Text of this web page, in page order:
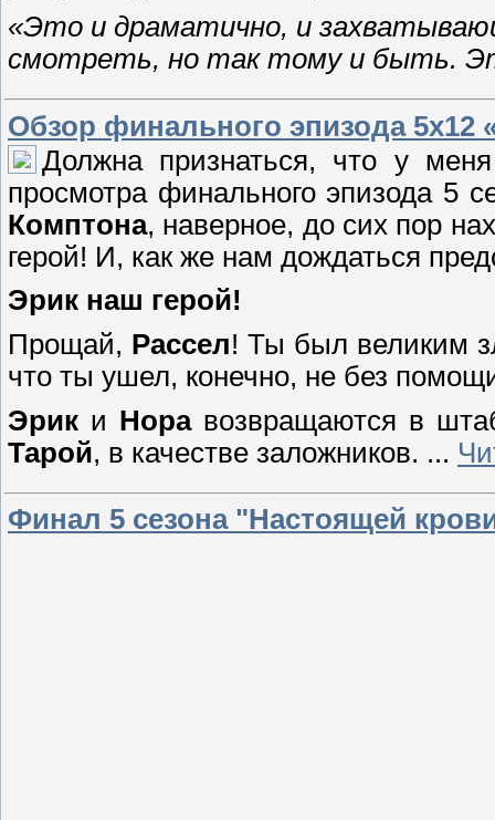
«Это и драматично, и
смотреть, но так тому и быть.
Обзор финального эпизода 5х12
Должна признаться, что у
просмотра финального эпизода 5
Комптона, наверное, до сих пор
герой! И, как же нам дождаться
Эрик наш герой!
Прощай, Рассел! Ты был великим
что ты ушел, конечно, не без
Эрик и Норавозвращаются в
Тарой, в качестве заложников. ...
Финал 5 сезона "Настоящей